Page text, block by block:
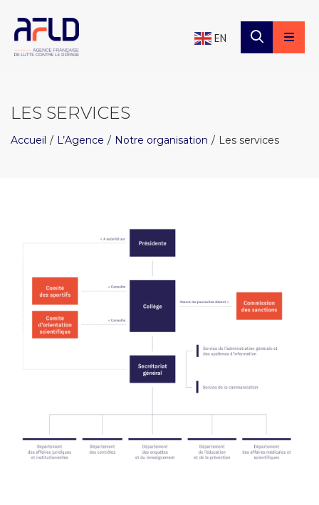
EN
LES SERVICES
Accueil L’Agence Notre organisation Les services